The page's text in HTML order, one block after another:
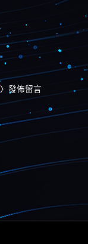
〉發佈留言